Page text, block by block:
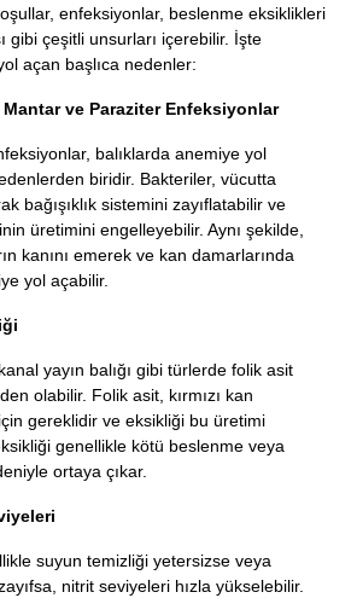
enfeksiyonlar, beslenme eksiklikleri
gibi çeşitli unsurları içerebilir. İşte
açan başlıca nedenler:
ve Paraziter Enfeksiyonlar
balıklarda anemiye yol
biridir. Bakteriler, vücutta
bağışıklık sistemini zayıflatabilir ve
üretimini engelleyebilir. Aynı şekilde,
kanını emerek ve kan damarlarında
yol açabilir.
yayın balığı gibi türlerde folik asit
olabilir. Folik asit, kırmızı kan
gereklidir ve eksikliği bu üretimi
genellikle kötü beslenme veya
ortaya çıkar.
suyun temizliği yetersizse veya
nitrit seviyeleri hızla yükselebilir.